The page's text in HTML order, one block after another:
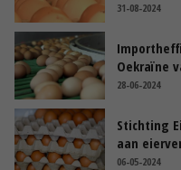
31-08-2024
Oekraïne
28-06-2024
Stichting
aan
06-05-2024